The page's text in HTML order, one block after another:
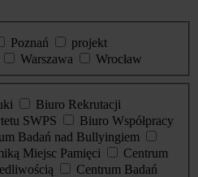
Poznań
projekt
Warszawa
Wrocław
Biuro Rekrutacji
SWPS
Biuro Współpracy
Badań nad Bullyingiem
Miejsc Pamięci
Centrum
Centrum Badań